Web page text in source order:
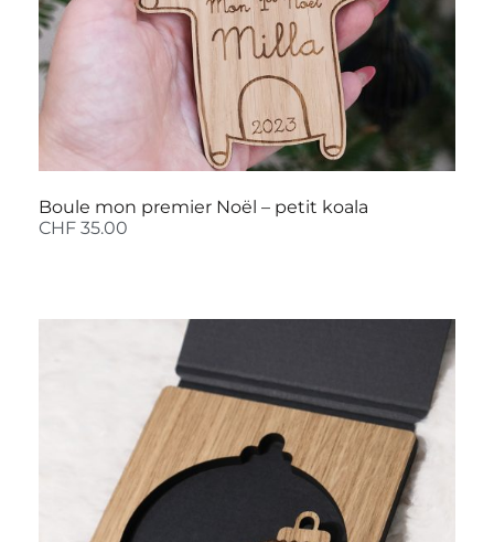
Boule mon premier Noël – petit koala
CHF 35.00